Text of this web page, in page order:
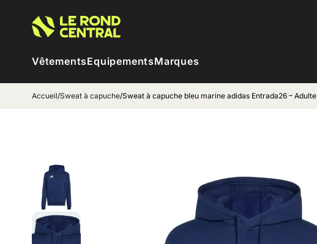
VêtementsEquipementsMarques
Accueil/Sweat à capuche/Sweat à capuche bleu marine adidas Entrada26 – Adulte